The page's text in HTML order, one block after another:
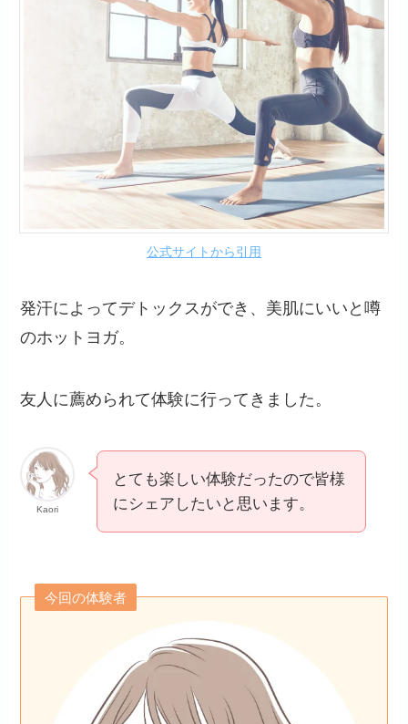
公式サイトから引用
発汗によってデトックスができ、美肌にいいと噂
のホットヨガ。
友人に薦められて体験に行ってきました。
Kaori
とても楽しい体験だったので皆様
にシェアしたいと思います。
今回の体験者